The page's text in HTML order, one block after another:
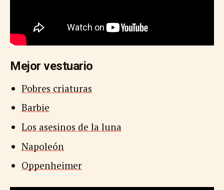
Mejor vestuario
Pobres criaturas
Barbie
Los asesinos de la luna
Napoleón
Oppenheimer